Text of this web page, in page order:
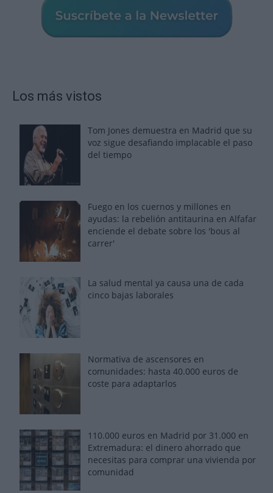
Los más vistos
Tom Jones demuestra en Madrid que su
voz sigue desafiando implacable el paso
del tiempo
Fuego en los cuernos y millones en
ayudas: la rebelión antitaurina en Alfafar
enciende el debate sobre los 'bous al
carrer'
La salud mental ya causa una de cada
cinco bajas laborales
Normativa de ascensores en
comunidades: hasta 40.000 euros de
coste para adaptarlos
110.000 euros en Madrid por 31.000 en
Extremadura: el dinero ahorrado que
necesitas para comprar una vivienda por
comunidad